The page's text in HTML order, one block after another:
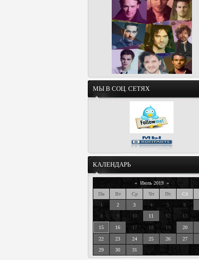
МЫ В СОЦ. СЕТЯХ
КАЛЕНДАРЬ
« Июль 2019 »
Пн
Вт Ср Чт Пт Сб
1
2 3 4 5 6
8
9 10 11 12 13
15 16 17 18 19 20
22 23 24 25 26 27
29
30 31